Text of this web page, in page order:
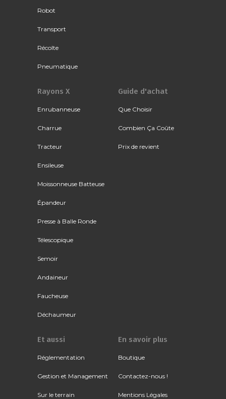
Robot
Transport
Récolte
Pneumatique
Rayons X
Enrubanneuse
Charrue
Tracteur
Ensileuse
Moissonneuse Batteuse
Épandeur
Presse à Balle Ronde
Télescopique
Semoir
Andaineur
Faucheuse
Déchaumeur
Guide d'achat
Que Choisir
Combien Ça Coûte
Prix de revient
Et aussi
Réglementation
Gestion et Management
Sur le terrain
En savoir plus
Boutique
Contactez-nous !
Mentions Légales